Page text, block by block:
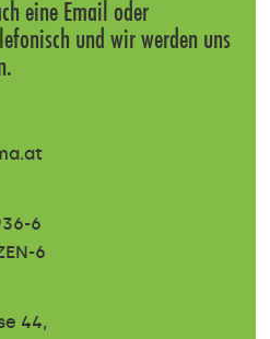
eine Email oder
und wir werden uns
6
6
44,